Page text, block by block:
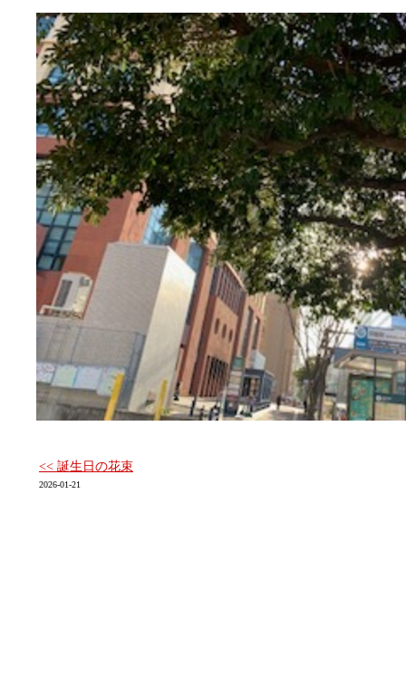
<< 誕生日の花束
2026-01-21